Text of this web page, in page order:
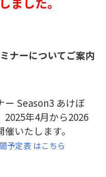
ナーについてご案内
ー Season3 あけぼ
年4月から2026
いたします。
予定表 はこちら